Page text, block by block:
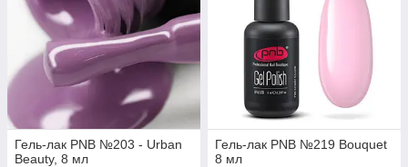
Гель-лак PNB №203 - Urban
Beauty, 8 мл
Гель-лак PNB №219 Bouquet
8 мл